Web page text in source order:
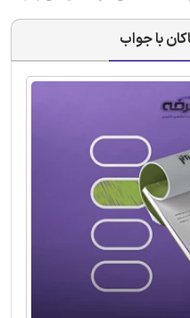
با جواب